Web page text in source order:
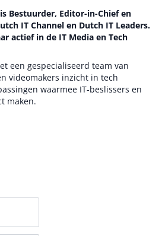
Bestuurder, Editor-in-Chief en
IT Channel en Dutch IT Leaders.
actief in de IT Media en Tech
een gespecialiseerd team van
videomakers inzicht in tech
waarmee IT-beslissers en
maken.